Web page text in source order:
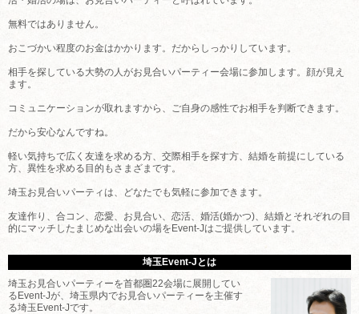
無料ではありません。
おこづかい程度のお金はかかります。だからしっかりしています。
相手を探している大勢の人がお見合いパーティー会場に参加します。顔が見え
ます。
コミュニケーションが取れますから、ご自身の感性でお相手を判断できます。
だから安心なんですね。
軽い気持ちで広く友達を求める方、交際相手を探す方、結婚を前提にしている
方、異性を求める目的もさまざまです。
埼玉お見合いパーティは、どなたでも気軽に参加できます。
友達作り、合コン、恋愛、お見合い、恋活、婚活(婚かつ)、結婚とそれぞれの目
的にマッチしたまじめな出会いの場をEvent-Jはご提供しています。
埼玉Event-Jとは
埼玉お見合いパーティーを首都圏22会場に展開してい
るEvent-Jが、埼玉県内でお見合いパーティーを主催す
る埼玉Event-Jです。